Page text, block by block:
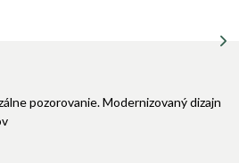
pozorovanie. Modernizovaný dizajn